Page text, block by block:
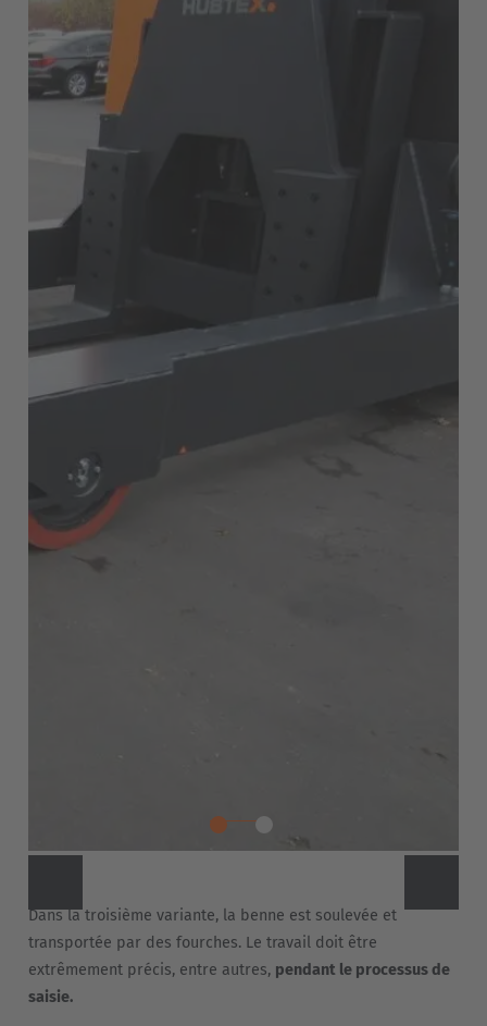
Dans la troisième variante, la benne est soulevée et
transportée par des fourches. Le travail doit être
extrêmement précis, entre autres, pendant le processus de
saisie.